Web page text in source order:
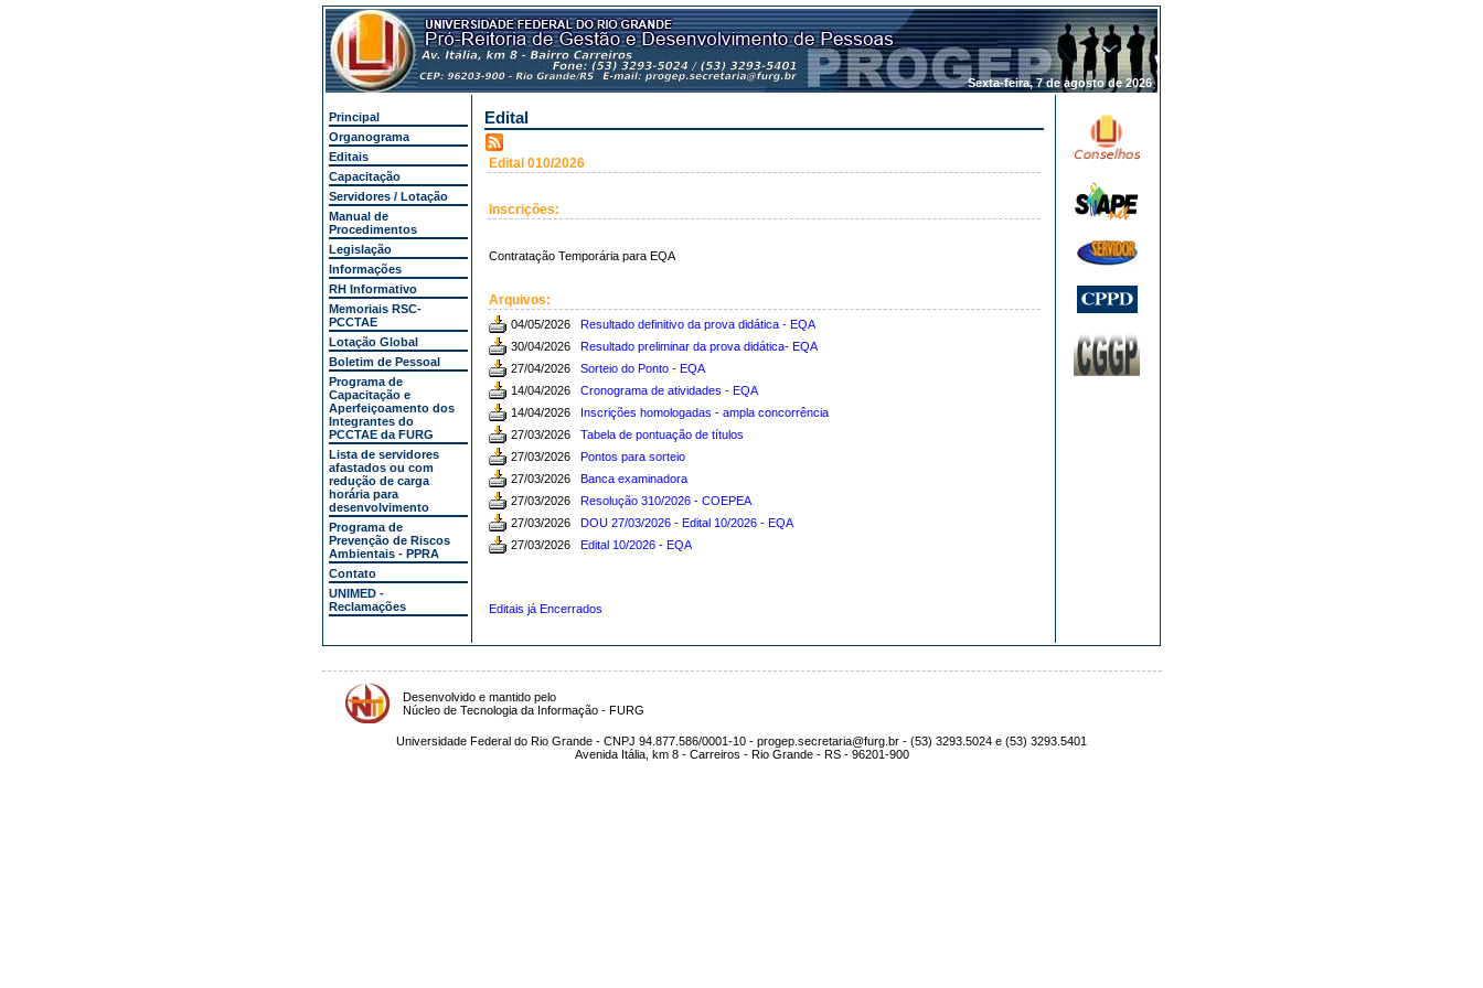
Sexta-feira, 7 de agosto de 2026.
Principal
Organograma
Editais
Capacitação
Servidores / Lotação
Manual de
Procedimentos
Legislação
Informações
RH Informativo
Memoriais RSC-
PCCTAE
Lotação Global
Boletim de Pessoal
Programa de
Capacitação e
Aperfeiçoamento dos
Integrantes do
PCCTAE da FURG
Lista de servidores
afastados ou com
redução de carga
horária para
desenvolvimento
Programa de
Prevenção de Riscos
Ambientais - PPRA
Contato
UNIMED -
Reclamações
Edital
Edital 010/2026
Inscrições:
Contratação Temporária para EQA
Arquivos:
04/05/2026
Resultado definitivo da prova didática - EQA
30/04/2026
Resultado preliminar da prova didática- EQA
27/04/2026
Sorteio do Ponto - EQA
14/04/2026
Cronograma de atividades - EQA
14/04/2026
Inscrições homologadas - ampla concorrência
27/03/2026
Tabela de pontuação de títulos
27/03/2026
Pontos para sorteio
27/03/2026
Banca examinadora
27/03/2026
Resolução 310/2026 - COEPEA
27/03/2026
DOU 27/03/2026 - Edital 10/2026 - EQA
27/03/2026
Edital 10/2026 - EQA
Editais já Encerrados
Desenvolvido e mantido pelo
Núcleo de Tecnologia da Informação - FURG
Universidade Federal do Rio Grande - CNPJ 94.877.586/0001-10 - progep.secretaria@furg.br - (53) 3293.5024 e (53) 3293.5401
Avenida Itália, km 8 - Carreiros - Rio Grande - RS - 96201-900